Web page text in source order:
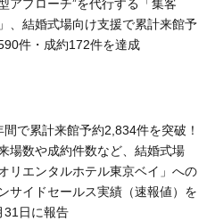
アプローチ”を代行する「集客
、結婚式場向け支援で累計来館予
件・成約172件を達成
間で累計来館予約2,834件を突破！
場数や成約件数など、結婚式場
オリエンタルホテル東京ベイ」への
サイドセールス実績（速報値）を
31日に報告